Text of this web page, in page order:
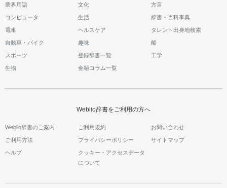
業界用語 文化 方言
コンピュータ 生活 辞書・百科事典
電車 ヘルスケア タレント出身地検索
自動車・バイク 趣味 船
スポーツ 登録辞書一覧 工学
生物 金融コラム一覧
Weblio辞書をご利用の方へ
Weblio辞書のご案内 ご利用規約 お問い合わせ
ご利用方法 プライバシーポリシー サイトマップ
ヘルプ
クッキー・アクセスデータ
について